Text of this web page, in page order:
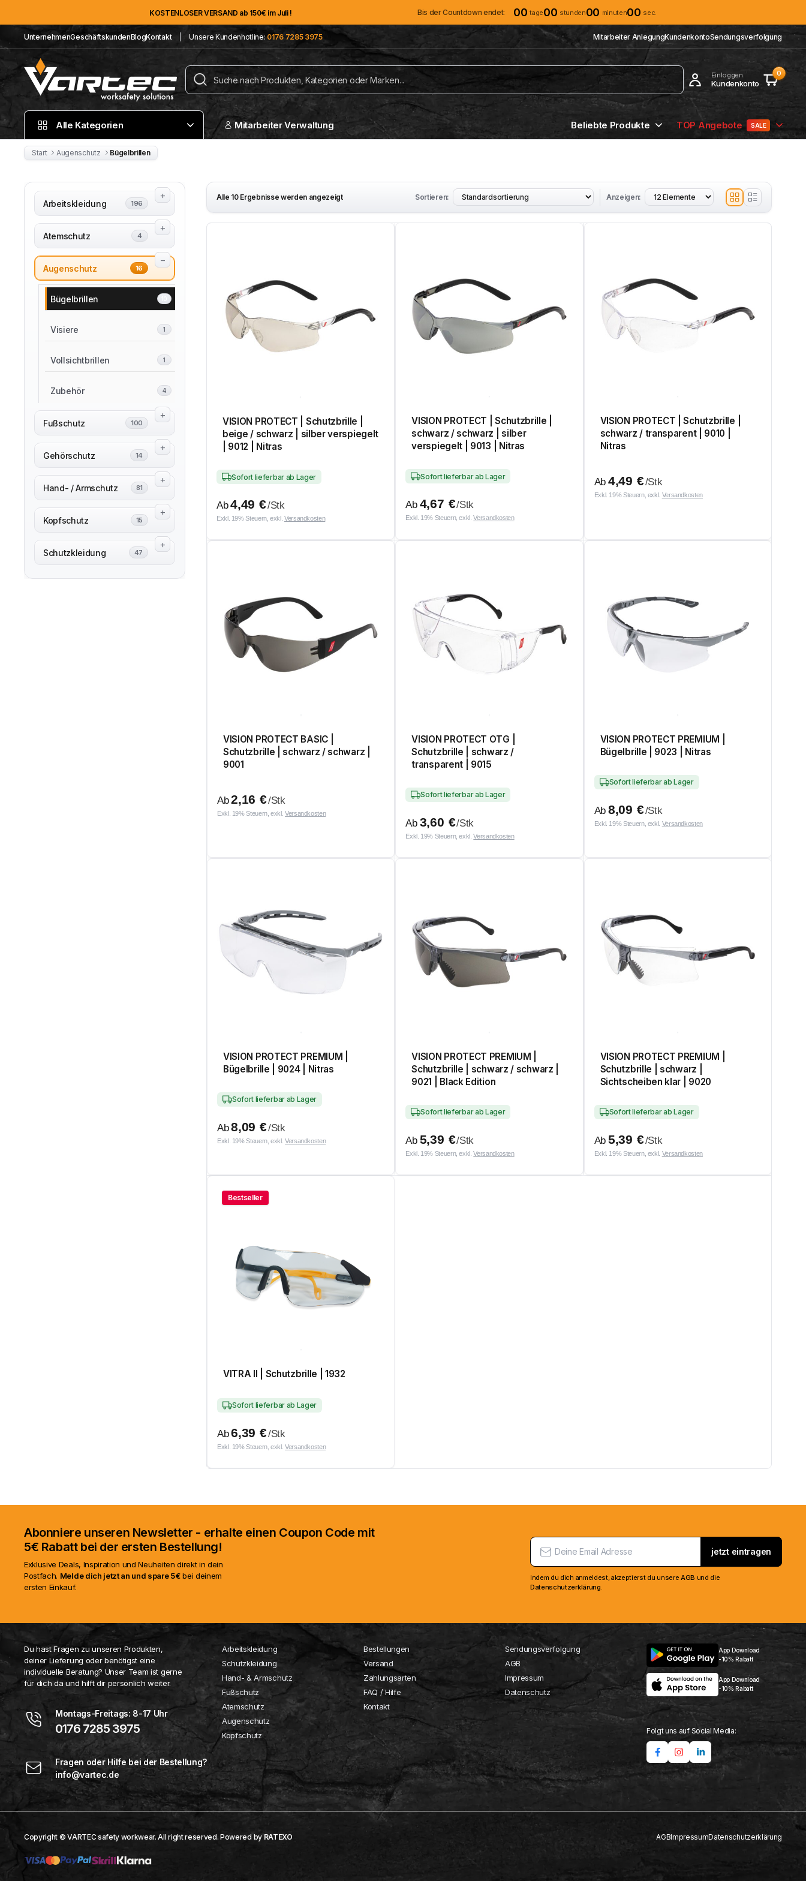
KOSTENLOSER VERSAND ab 150€ im Juli ! Bis der Countdown endet: 00 tage00 stunden00 minuten00 sec.
UnternehmenGeschäftskundenBlogKontakt Unsere Kundenhotline: 0176 7285 3975 Mitarbeiter AnlegungKundenkontoSendungsverfolgung
Einloggen
Kundenkonto
0
Alle Kategorien Mitarbeiter Verwaltung Beliebte Produkte TOP Angebote SALE
Start Augenschutz Bügelbrillen
Alle 10 Ergebnisse werden angezeigt Sortieren: Anzeigen:
VISION PROTECT | Schutzbrille |
beige / schwarz | silber verspiegelt
| 9012 | Nitras
Sofort lieferbar ab Lager
Ab 4,49 €/Stk
Exkl. 19% Steuern, exkl. Versandkosten
VISION PROTECT | Schutzbrille |
schwarz / schwarz | silber
verspiegelt | 9013 | Nitras
Sofort lieferbar ab Lager
Ab 4,67 €/Stk
Exkl. 19% Steuern, exkl.Versandkosten
VISION PROTECT | Schutzbrille |
schwarz / transparent | 9010 |
Nitras
Ab 4,49 €/Stk
Exkl. 19% Steuern, exkl. Versandkosten
VISION PROTECT BASIC |
Schutzbrille | schwarz / schwarz |
9001
Ab 2,16 €/Stk
Exkl. 19% Steuern, exkl. Versandkosten
VISION PROTECT OTG |
Schutzbrille | schwarz /
transparent | 9015
Sofort lieferbar ab Lager
Ab 3,60 €/Stk
Exkl. 19% Steuern, exkl.Versandkosten
VISION PROTECT PREMIUM |
Bügelbrille | 9023 | Nitras
Sofort lieferbar ab Lager
Ab 8,09 €/Stk
Exkl. 19% Steuern, exkl. Versandkosten
VISION PROTECT PREMIUM |
Bügelbrille | 9024 | Nitras
Sofort lieferbar ab Lager
Ab 8,09 €/Stk
Exkl. 19% Steuern, exkl. Versandkosten
VISION PROTECT PREMIUM |
Schutzbrille | schwarz / schwarz |
9021 | Black Edition
Sofort lieferbar ab Lager
Ab 5,39 €/Stk
Exkl. 19% Steuern, exkl.Versandkosten
VISION PROTECT PREMIUM |
Schutzbrille | schwarz |
Sichtscheiben klar | 9020
Sofort lieferbar ab Lager
Ab 5,39 €/Stk
Exkl. 19% Steuern, exkl. Versandkosten
Bestseller
VITRA II | Schutzbrille | 1932
Sofort lieferbar ab Lager
Ab 6,39 €/Stk
Exkl. 19% Steuern, exkl. Versandkosten
Arbeitskleidung 196
Atemschutz 4
Augenschutz 16
Bügelbrillen
Visiere 1
Vollsichtbrillen 1
Zubehör 4
Fußschutz 100
Gehörschutz 14
Hand- / Armschutz 81
Kopfschutz 15
Schutzkleidung 47
Abonniere unseren Newsletter - erhalte einen Coupon Code mit
5€ Rabatt bei der ersten Bestellung!
Exklusive Deals, Inspiration und Neuheiten direkt in dein
Postfach. Melde dich jetzt an und spare 5€bei deinem
ersten Einkauf.
jetzt eintragen
Indem du dich anmeldest, akzeptierst du unsere AGB und die
Datenschutzerklärung
Du hast Fragen zu unseren Produkten,
deiner Lieferung oder benötigst eine
individuelle Beratung? Unser Team ist gerne
für dich da und hilft dir persönlich weiter.
Montags-Freitags: 8-17 Uhr
0176 7285 3975
Fragen oder Hilfe bei der Bestellung?
info@vartec.de
Arbeitskleidung
Schutzkleidung
Hand- & Armschutz
Fußschutz
Atemschutz
Augenschutz
Kopfschutz
Bestellungen
Versand
Zahlungsarten
FAQ / Hilfe
Kontakt
Sendungsverfolgung
AGB
Impressum
Datenschutz
App Download
-10% Rabatt
App Download
-10% Rabatt
Folgt uns auf Social Media:
Copyright © VARTEC safety workwear. All right reserved. Powered byRATEXO AGBImpressumDatenschutzerklärung